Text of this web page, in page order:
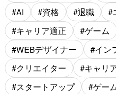
AI
資格 退職
キャリア適正
ゲーム
WEBデザイナー
イン
クリエイター
キャリ
スタートアップ
ゲー